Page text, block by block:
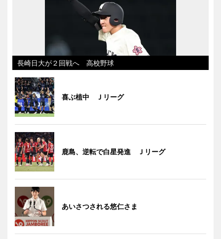
長崎日大が２回戦へ 高校野球
喜ぶ植中 Ｊリーグ
鹿島、逆転で白星発進 Ｊリーグ
あいさつされる悠仁さま